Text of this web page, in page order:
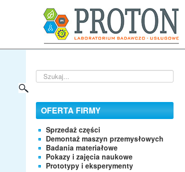
Szukaj...
OFERTA FIRMY
Sprzedaż części
Demontaż maszyn przemysłowych
Badania materiałowe
Pokazy i zajęcia naukowe
Prototypy i eksperymenty